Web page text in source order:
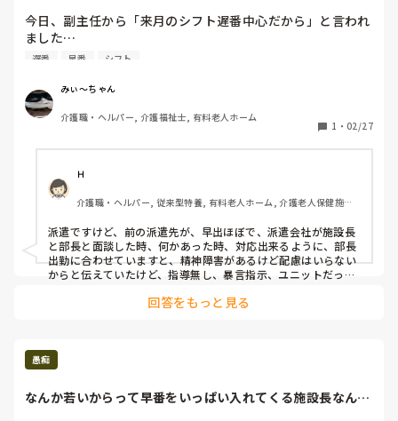
今日、副主任から「来月のシフト遅番中心だから」と言われ
ました…
い事ですが少しずつ覚えてきましたよ。
私よりあとに入った早番専門のパートさんは入居者さんの顔
夜勤以外のシフトは出来るといいましたよ。
フロア業務だけだとストレスだから入浴介助をやりたいのに
( ノД`)…
入浴介助が出来るまでず～っと先の話。
はぁ😞💨
気長に待ちますか…
遅番 早番 シフト
みぃ～ちゃん
介護職・ヘルパー, 介護福祉士, 有料老人ホーム
1 ・ 02/27
Ｈ
介護職・ヘルパー, 従来型特養, 有料老人ホーム, 介護老人保健施設,
型特養
派遣ですけど、前の派遣先が、早出ほぼで、派遣会社が施設長
と部長と面談した時、何かあった時、対応出来るように、部長
出勤に合わせていますと、精神障害があるけど配慮はいらない
からと伝えていたけど、指導無し、暴言指示、ユニットだった
員に聞きメモだけで２時間まわしました。まぁ、立ち上げユニ
無く、そばから、離れると不穏になり、居室に帰る方いらっし
ゃいました!部長、対応どころか、パアハラして来ました!派遣
減だった!説明いつ出来るかわからないと、派遣会社から、もう
回答をもっと見る
愚痴
なんか若いからって早番をいっぱい入れてくる施設長なんな